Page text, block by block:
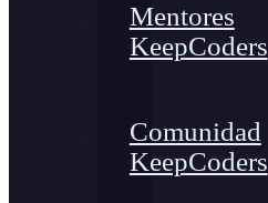
Mentores
KeepCoders
Comunidad
KeepCoders